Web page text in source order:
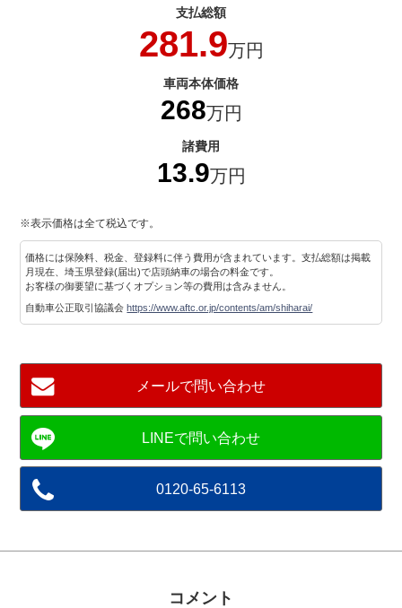
支払総額
281.9万円
車両本体価格
268万円
諸費用
13.9万円
※表示価格は全て税込です。
価格には保険料、税金、登録料に伴う費用が含まれています。支払総額は掲載
月現在、埼玉県登録(届出)で店頭納車の場合の料金です。
お客様の御要望に基づくオプション等の費用は含みません。
自動車公正取引協議会https://www.aftc.or.jp/contents/am/shiharai/
メールで問い合わせ
0120-65-6113
コメント